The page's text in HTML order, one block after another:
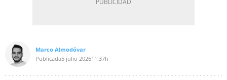
Marco Almodóvar
Publicada5 julio 202611:37h